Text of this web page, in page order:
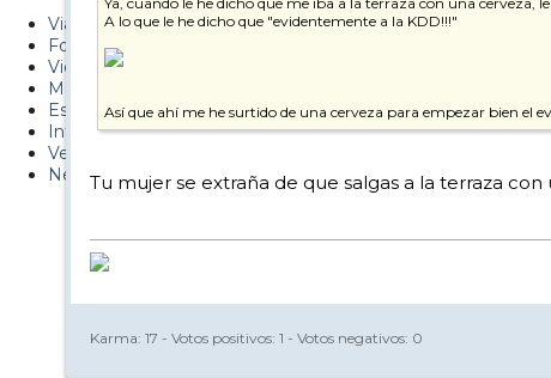
Viajes
Fotos
Videos
Material
Esquí Pro
Infonieve
Verano
Nevalog
A lo que le he dicho que "evidentemente a la KDD!!!"
Así que ahí me he surtido de una cerveza para empezar bien el
Tu mujer se extraña de que salgas a la terraza
Karma: 17 - Votos positivos: 1 - Votos negativos: 0